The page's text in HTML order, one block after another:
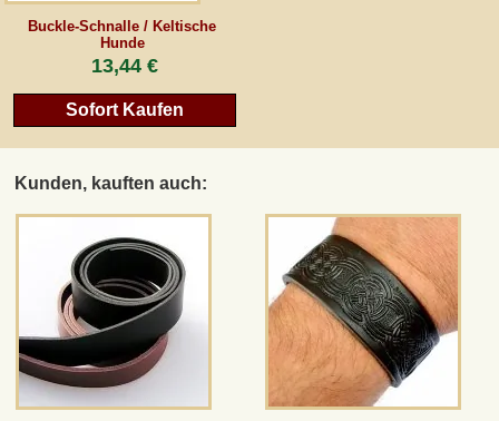
Buckle-Schnalle / Keltische
Hunde
13,44 €
Sofort Kaufen
Kunden, kauften auch:
Newsletter
Vertrag wiederrufen
*Alle Preise inkl. MwSt., inkl. Verpackungskosten, zggl. Versandkosten und zzgl.
eventueller Zölle (bei Nicht-EU-Ländern). Durchgestrichene Preise entsprechen dem
Zur klassischen Website